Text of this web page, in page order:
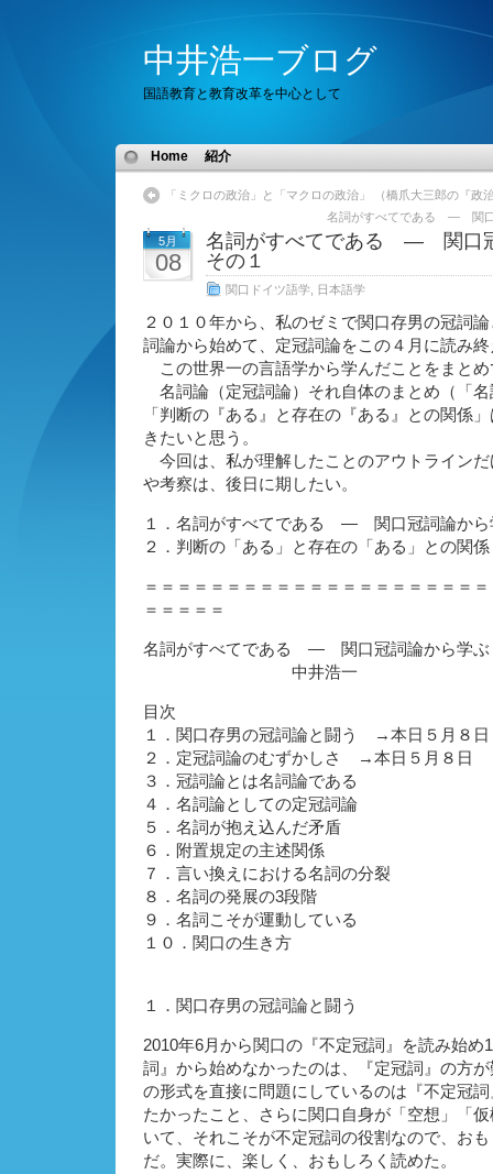
中井浩一ブログ
国語教育と教育改革を中心として
Home 紹介
「ミクロの政治」と「マクロの政治」 （橋爪大三郎の『政
名詞がすべてである ―
5月
08
名詞がすべてである ― 関
その１
関口ドイツ語学 日本語学
２０１０年から、私のゼミで関口存男の冠詞
詞論から始めて、定冠詞論をこの４月に読み
この世界一の言語学から学んだことをまとめ
名詞論（定冠詞論）それ自体のまとめ（「
「判断の『ある』と存在の『ある』との関係
きたいと思う。
今回は、私が理解したことのアウトライン
や考察は、後日に期したい。
１．名詞がすべてである ― 関口冠詞論
２．判断の「ある」と存在の「ある」との関
＝＝＝＝＝＝＝＝＝＝＝＝＝＝＝＝＝＝＝＝
＝＝＝＝＝
名詞がすべてである ― 関口冠詞論から学
中井浩一
目次
１．関口存男の冠詞論と闘う →本日５月８日
２．定冠詞論のむずかしさ →本日５月８日
３．冠詞論とは名詞論である
４．名詞論としての定冠詞論
５．名詞が抱え込んだ矛盾
６．附置規定の主述関係
７．言い換えにおける名詞の分裂
８．名詞の発展の3段階
９．名詞こそが運動している
１０．関口の生き方
１．関口存男の冠詞論と闘う
2010年6月から関口の『不定冠詞』を読み始め
詞』から始めなかったのは、『定冠詞』の方
の形式を直接に問題にしているのは『不定冠
たかったこと、さらに関口自身が「空想」「
いて、それこそが不定冠詞の役割なので、お
だ。実際に、楽しく、おもしろく読めた。